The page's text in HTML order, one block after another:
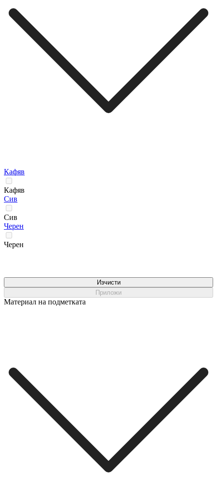
Кафяв
Кафяв
Сив
Сив
Черен
Черен
Изчисти
Приложи
Материал на подметката